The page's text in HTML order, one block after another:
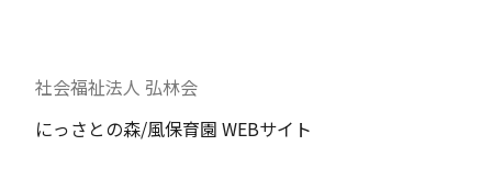
社会福祉法人 弘林会
にっさとの森/風保育園 WEBサイト